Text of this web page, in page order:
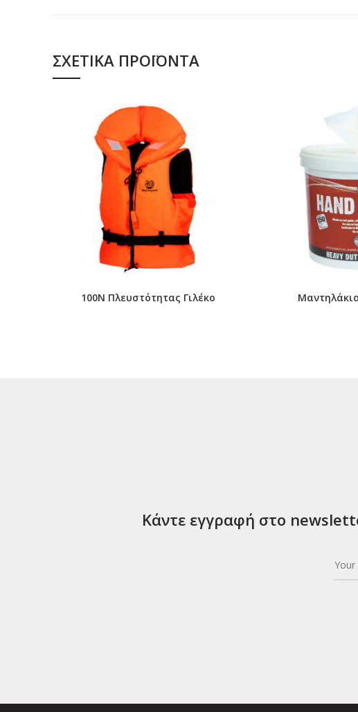
ΣΧΕΤΙΚΆ ΠΡΟΪΌΝΤΑ
100N Πλευστότητας Γιλέκο
Κάντε εγγραφή στο